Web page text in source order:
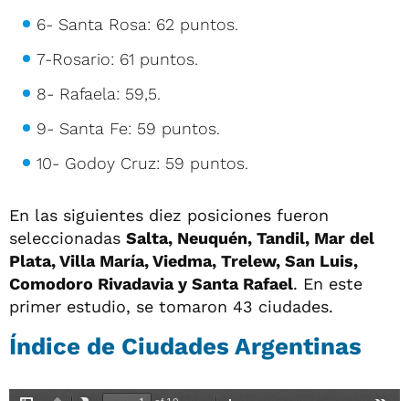
6- Santa Rosa: 62 puntos.
7-Rosario: 61 puntos.
8- Rafaela: 59,5.
9- Santa Fe: 59 puntos.
10- Godoy Cruz: 59 puntos.
En las siguientes diez posiciones fueron
seleccionadas Salta, Neuquén, Tandil, Mar del
Plata, Villa María, Viedma, Trelew, San Luis,
Comodoro Rivadavia y Santa Rafael. En este
primer estudio, se tomaron 43 ciudades.
Índice de Ciudades Argentinas